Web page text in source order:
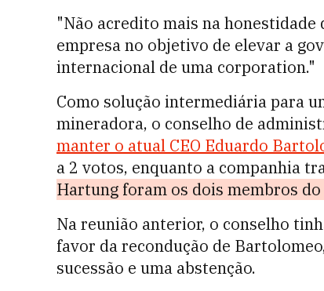
"Não acredito mais na
empresa no objetivo de elevar a
internacional de uma corporation."
Como solução intermediária para
mineradora, o conselho de
manter o atual CEO Eduardo
a 2 votos, enquanto a companhia
Hartung foram os dois membros
Na reunião anterior, o conselho
favor da recondução de
sucessão e uma abstenção.